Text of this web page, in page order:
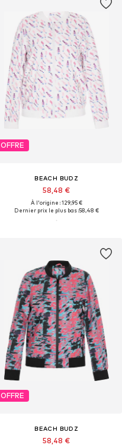
OFFRE
BEACH BUDZ
58,48 €
À l'origine : 129,95 €
Dernier prix le plus bas :58,48 €
OFFRE
BEACH BUDZ
58,48 €